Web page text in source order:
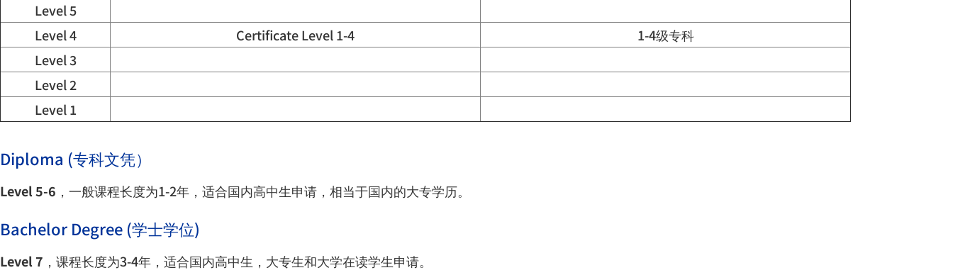
Level 5
Level 4
Certificate Level 1-4
1-4级专科
Level 3
Level 2
Level 1
Diploma (专科文凭）
Level 5-6 ，一般课程长度为1-2年，适合国内高中生申请，相当于国内的大专学历。
Bachelor Degree (学士学位)
Level 7 ，课程长度为3-4年，适合国内高中生，大专生和大学在读学生申请。